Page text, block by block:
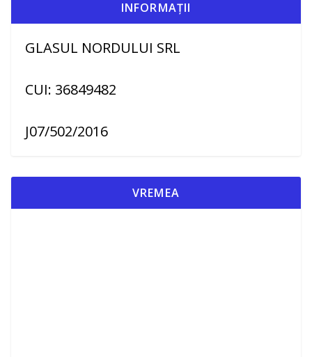
INFORMAȚII
GLASUL NORDULUI SRL
CUI: 36849482
J07/502/2016
VREMEA